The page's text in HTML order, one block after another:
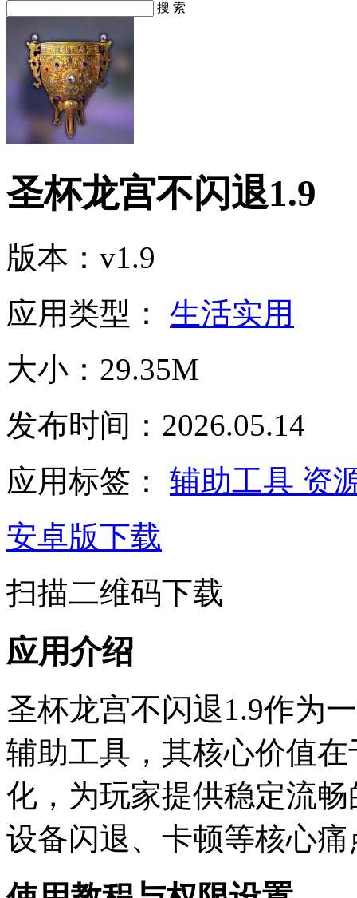
搜 索
圣杯龙宫不闪退1.9
版本：v1.9
应用类型： 生活实用
大小：29.35M
发布时间：2026.05.14
应用标签： 辅助工具 资
安卓版下载
扫描二维码下载
应用介绍
圣杯龙宫不闪退1.9作为
辅助工具，其核心价值
化，为玩家提供稳定流
设备闪退、卡顿等核心